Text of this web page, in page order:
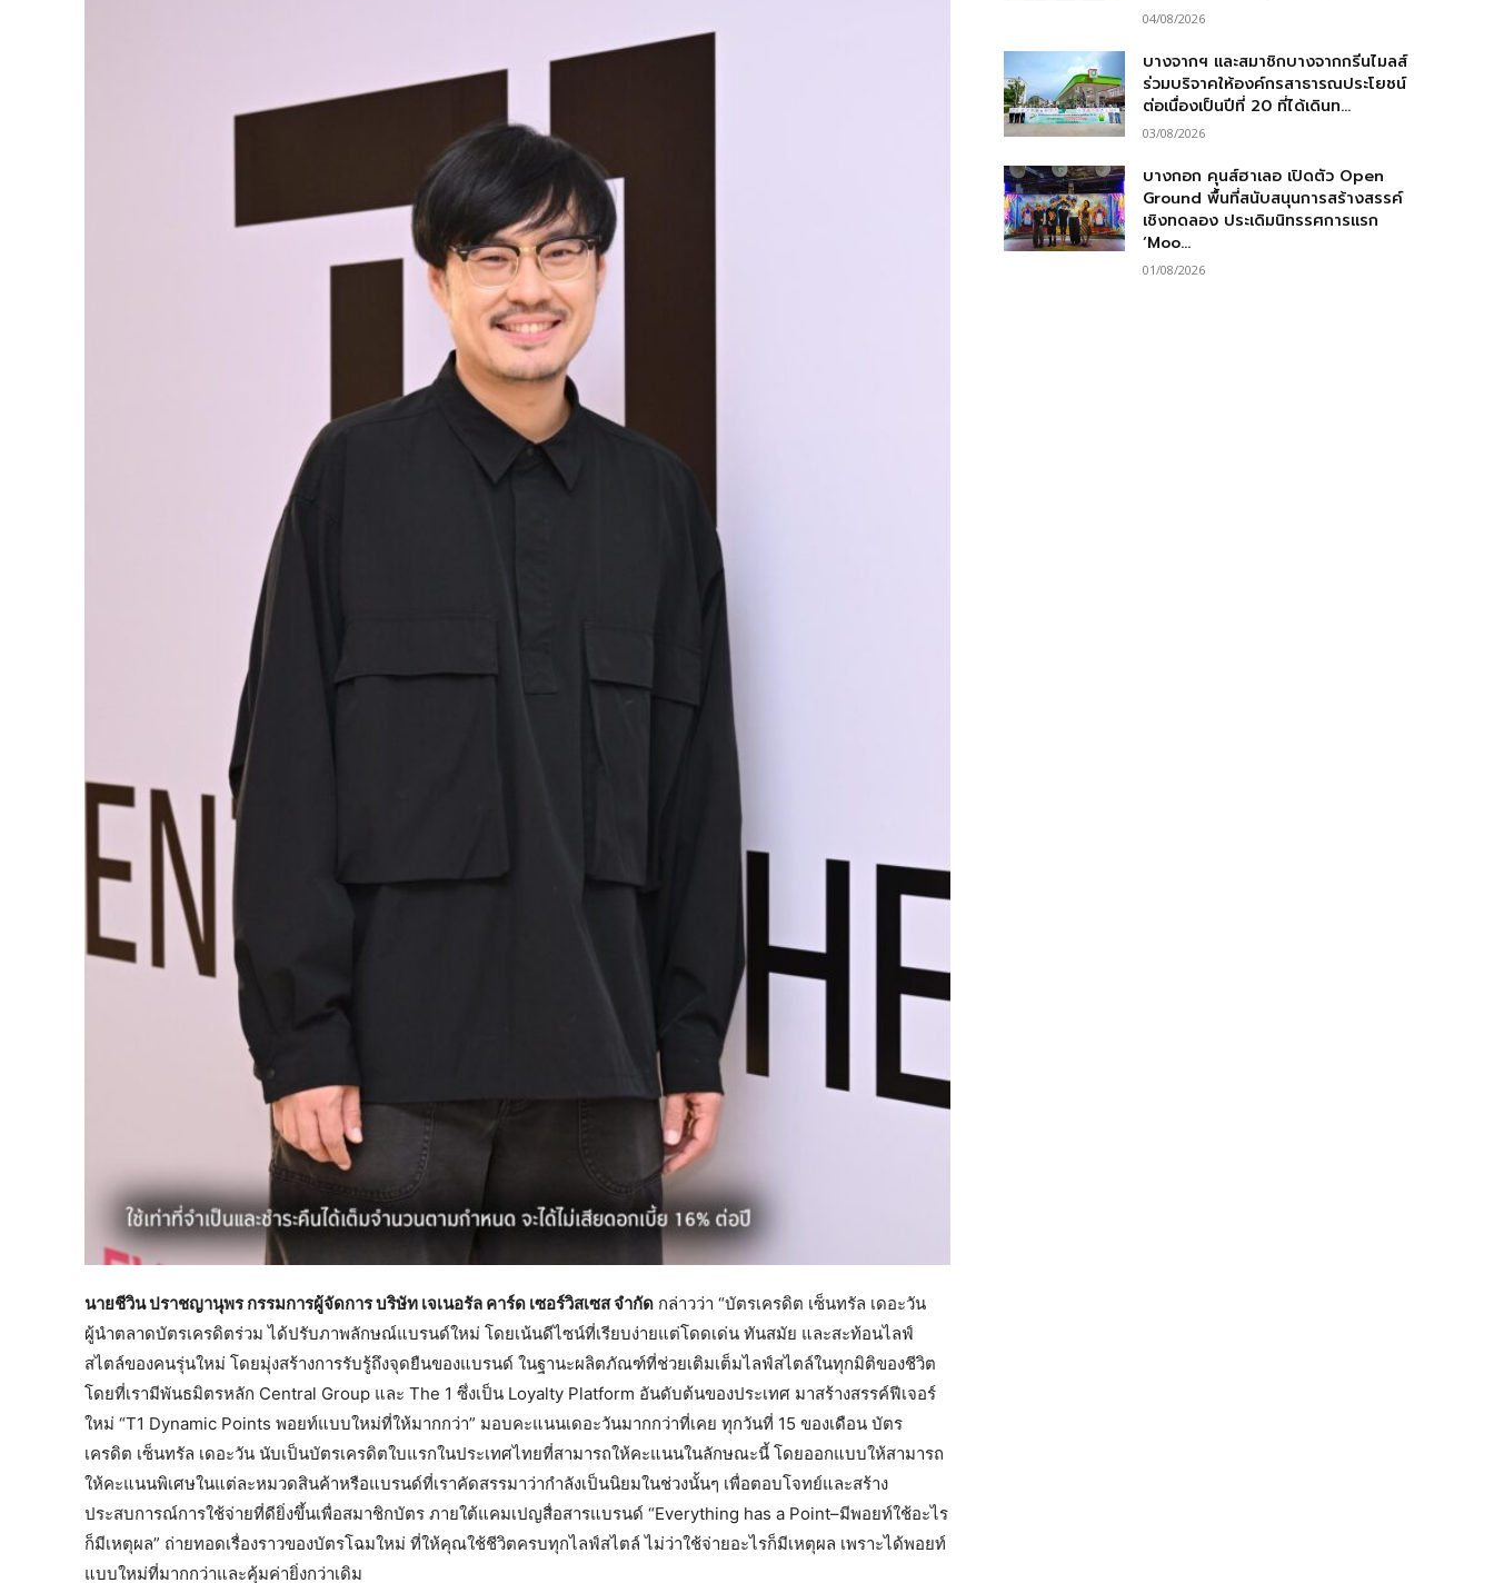
นายชีวิน ปราชญานุพร กรรมการผู้จัดการ บริษัท เจเนอรัล คาร์ด เซอร์วิสเซส จำกัด กล่าวว่า “บัตรเครดิต เซ็นทรัล เดอะวัน
ผู้นำตลาดบัตรเครดิตร่วม ได้ปรับภาพลักษณ์แบรนด์ใหม่ โดยเน้นดีไซน์ที่เรียบง่ายแต่โดดเด่น ทันสมัย และสะท้อนไลฟ์
สไตล์ของคนรุ่นใหม่ โดยมุ่งสร้างการรับรู้ถึงจุดยืนของแบรนด์ ในฐานะผลิตภัณฑ์ที่ช่วยเติมเต็มไลฟ์สไตล์ในทุกมิติของชีวิต
โดยที่เรามีพันธมิตรหลัก Central Group และ The 1 ซึ่งเป็น Loyalty Platform อันดับต้นของประเทศ มาสร้างสรรค์ฟีเจอร์
ใหม่ “T1 Dynamic Points พอยท์แบบใหม่ที่ให้มากกว่า” มอบคะแนนเดอะวันมากกว่าที่เคย ทุกวันที่ 15 ของเดือน บัตร
เครดิต เซ็นทรัล เดอะวัน นับเป็นบัตรเครดิตใบแรกในประเทศไทยที่สามารถให้คะแนนในลักษณะนี้ โดยออกแบบให้สามารถ
ให้คะแนนพิเศษในแต่ละหมวดสินค้าหรือแบรนด์ที่เราคัดสรรมาว่ากำลังเป็นนิยมในช่วงนั้นๆ เพื่อตอบโจทย์และสร้าง
ประสบการณ์การใช้จ่ายที่ดียิ่งขึ้นเพื่อสมาชิกบัตร ภายใต้แคมเปญสื่อสารแบรนด์ “Everything has a Point–มีพอยท์ใช้อะไร
ก็มีเหตุผล” ถ่ายทอดเรื่องราวของบัตรโฉมใหม่ ที่ให้คุณใช้ชีวิตครบทุกไลฟ์สไตล์ ไม่ว่าใช้จ่ายอะไรก็มีเหตุผล เพราะได้พอยท์
แบบใหม่ที่มากกว่าและคุ้มค่ายิ่งกว่าเดิม
04/08/2026
บางจากฯ และสมาชิกบางจากกรีนไมลส์
ร่วมบริจาคให้องค์กรสาธารณประโยชน์
ต่อเนื่องเป็นปีที่ 20 ที่ได้เดินท...
03/08/2026
บางกอก คุนส์ฮาเลอ เปิดตัว Open
Ground พื้นที่สนับสนุนการสร้างสรรค์
เชิงทดลอง ประเดิมนิทรรศการแรก
‘Moo...
01/08/2026